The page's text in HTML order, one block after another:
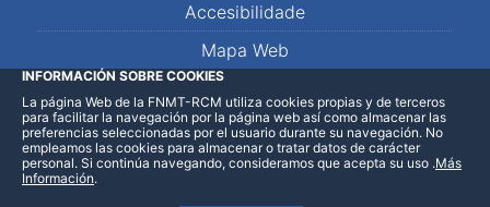
Accesibilidade
Mapa Web
LinkedInFacebookWhatsApp
INFORMACIÓN SOBRE COOKIES
La página Web de la FNMT-RCM utiliza cookies propias y de terceros
para facilitar la navegación por la página web así como almacenar las
preferencias seleccionadas por el usuario durante su navegación. No
empleamos las cookies para almacenar o tratar datos de carácter
personal. Si continúa navegando, consideramos que acepta su uso .Más
Información.